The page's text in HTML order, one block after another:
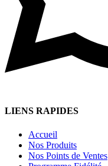
LIENS RAPIDES
Accueil
Nos Produits
Nos Points de Ventes